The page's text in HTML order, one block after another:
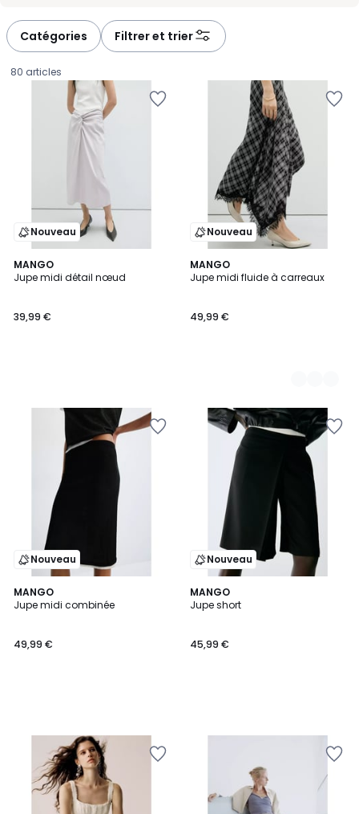
Catégories Filtrer et trier
80 articles
Nouveau
MANGO
Jupe midi détail nœud
€.
39,99 €
Nouveau
MANGO
Jupe midi fluide à carreaux
49,99 €
2
Couleurs
Nouveau
MANGO
Jupe midi combinée
49,99 €
Nouveau
MANGO
Jupe short
45,99 €